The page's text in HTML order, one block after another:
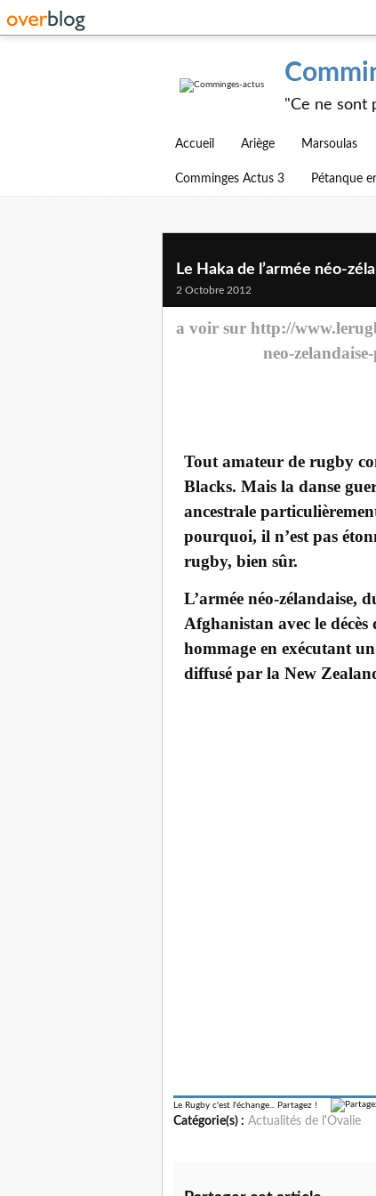
"Ce ne sont
Accueil Ariège Marsoulas
Comminges Actus 3 Pétanque
Le Haka de l’armée néo-
2 Octobre 2012
a voir sur http://
neo-
Tout amateur de rugby
Blacks. Mais la danse
ancestrale
pourquoi, il n’est pas
rugby, bien sûr.
L’armée néo-zélandaise,
Afghanistan avec le
hommage en exécutant
diffusé par la New
Le Rugby c'est l'échange... Partagez !
Catégorie(s) : Actualités de l'Ovalie